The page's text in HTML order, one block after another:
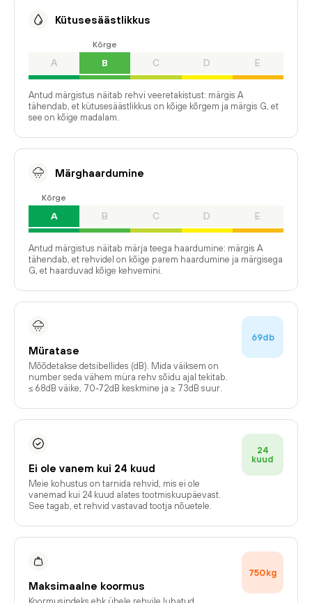
Kütusesäästlikkus
A
Kõrge
B C D E
Antud märgistus näitab rehvi veeretakistust: märgis A
tähendab, et kütusesäästlikkus on kõige kõrgem ja märgis G, et
see on kõige madalam.
Märghaardumine
Kõrge
A B C D E
Antud märgistus näitab märja teega haardumine: märgis A
tähendab, et rehvidel on kõige parem haardumine ja märgisega
G, et haarduvad kõige kehvemini.
Müratase
Mõõdetakse detsibellides (dB). Mida väiksem on
number seda vähem müra rehv sõidu ajal tekitab.
≤ 68dB väike, 70-72dB keskmine ja ≥ 73dB suur.
69db
Ei ole vanem kui 24 kuud
Meie kohustus on tarnida rehvid, mis ei ole
vanemad kui 24 kuud alates tootmiskuupäevast.
See tagab, et rehvid vastavad tootja nõuetele.
24
kuud
Maksimaalne koormus
750kg